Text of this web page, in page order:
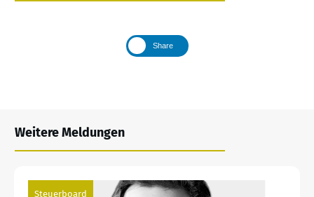
Share
Weitere Meldungen
Steuerboard